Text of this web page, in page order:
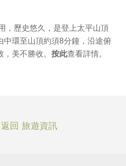
，歷史悠久，是登上太平山頂
中環至山頂約須8分鐘，沿途俯
美不勝收。 按此查看詳情。
返回 旅遊資訊